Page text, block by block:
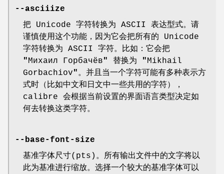
--asciiize
把 Unicode 字符转换为 ASCII 表达型式。请
谨慎使用这个功能，因为它会把所有的 Unicode
字符转换为 ASCII 字符。比如：它会把
"Михаил Горбачёв" 替换为 "Mikhail
Gorbachiov"。并且当一个字符可能有多种表示方
式时（比如中文和日文中一些共用的字符），
calibre 会根据当前设置的界面语言类型决定如
何去转换这类字符。
--base-font-size
基准字体尺寸(pts)。所有输出文件中的文字将以
此为基准进行缩放。选择一个较大的基准字体可以